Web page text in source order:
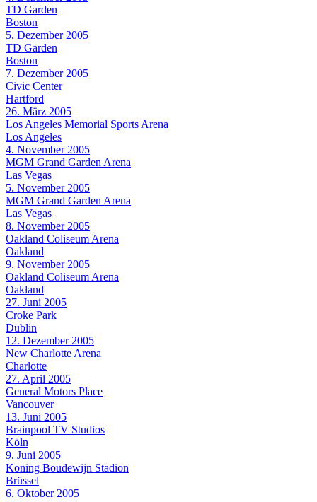
TD Garden
Boston
5. Dezember 2005
TD Garden
Boston
7. Dezember 2005
Civic Center
Hartford
26. März 2005
Los Angeles Memorial Sports Arena
Los Angeles
4. November 2005
MGM Grand Garden Arena
Las Vegas
5. November 2005
MGM Grand Garden Arena
Las Vegas
8. November 2005
Oakland Coliseum Arena
Oakland
9. November 2005
Oakland Coliseum Arena
Oakland
27. Juni 2005
Croke Park
Dublin
12. Dezember 2005
New Charlotte Arena
Charlotte
27. April 2005
General Motors Place
Vancouver
13. Juni 2005
Brainpool TV Studios
Köln
9. Juni 2005
Koning Boudewijn Stadion
Brüssel
6. Oktober 2005